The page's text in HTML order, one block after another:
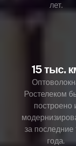
лет.
15 тыс.
Ростелеком
построено
за последние
года.